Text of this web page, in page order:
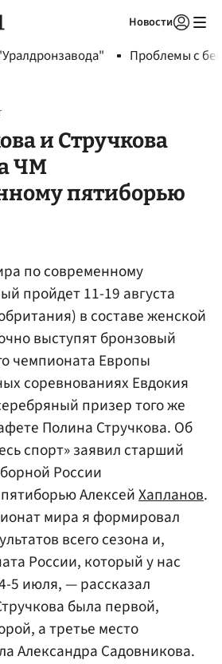
Новости
Проблемы с
и Стручкова
ЧМ
пятиборью
по современному
пройдет 11-19 августа
в составе женской
выступят бронзовый
чемпионата Европы
соревнованиях Евдокия
призер того же
Полина Стручкова. Об
спорт» заявил старший
России
АлексейХапланов.
мира я формировал
всего сезона и,
России, который у нас
5 июля, — рассказал
была первой,
а третье место
Александра Садовникова.